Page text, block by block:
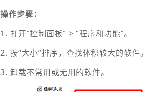
操作步骤：
1. 打开“控制面板” > “程序和功能”。
2. 按“大小”排序，查找体积较大的软件。
3. 卸载不常用或无用的软件。